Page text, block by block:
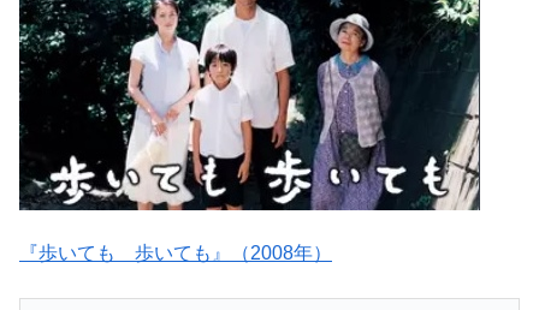
『歩いても 歩いても』（2008年）